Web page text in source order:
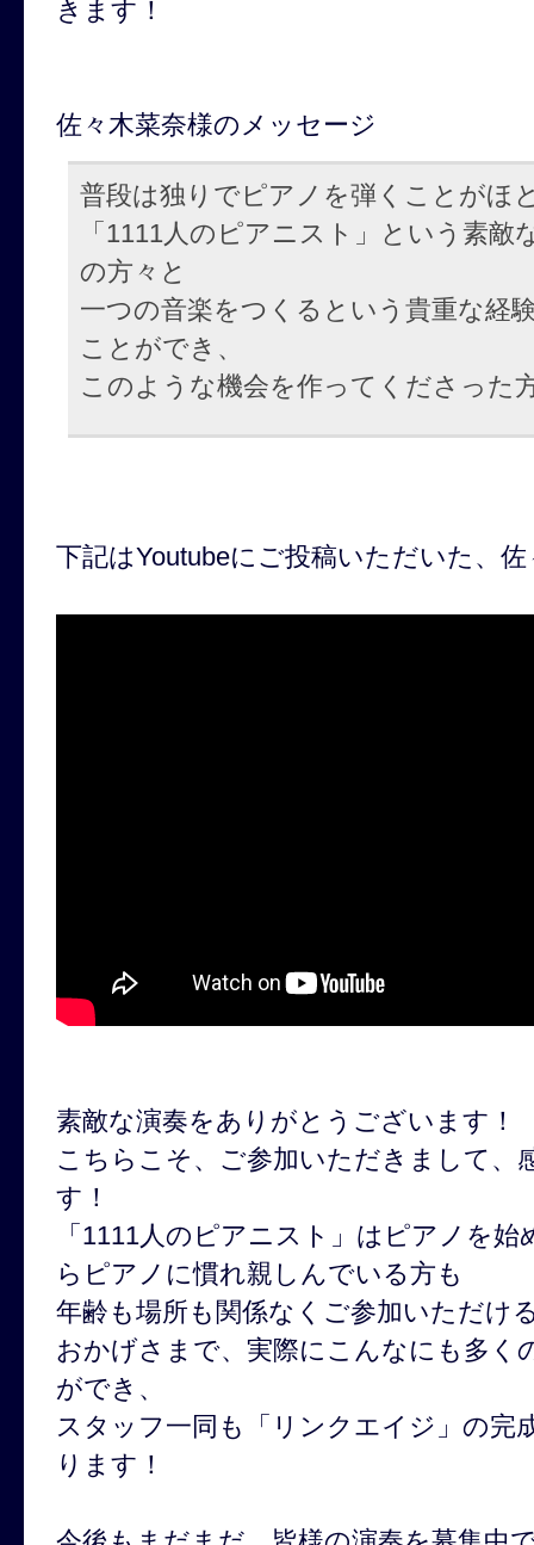
きます！
佐々木菜奈様のメッセージ
普段は独りでピアノを弾くことがほ
「1111人のピアニスト」という素
の方々と
一つの音楽をつくるという貴重な経
ことができ、
このような機会を作ってくださった
下記はYoutubeにご投稿いただいた、
素敵な演奏をありがとうございます！
こちらこそ、ご参加いただきまして、
す！
「1111人のピアニスト」はピアノを
らピアノに慣れ親しんでいる方も
年齢も場所も関係なくご参加いただけ
おかげさまで、実際にこんなにも多く
ができ、
スタッフ一同も「リンクエイジ」の完
ります！